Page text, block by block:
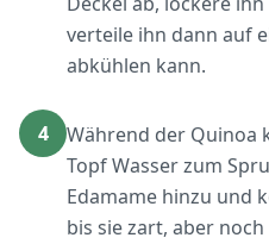
verteile ihn dann auf
abkühlen kann.
4
Während der Quinoa
Topf Wasser zum
Edamame hinzu und
bis sie zart, aber